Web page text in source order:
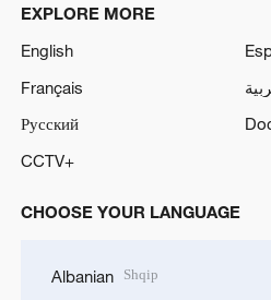
EXPLORE MORE
English
Français
Русский
CCTV+
CHOOSE YOUR LANGUAGE
Albanian Shqip